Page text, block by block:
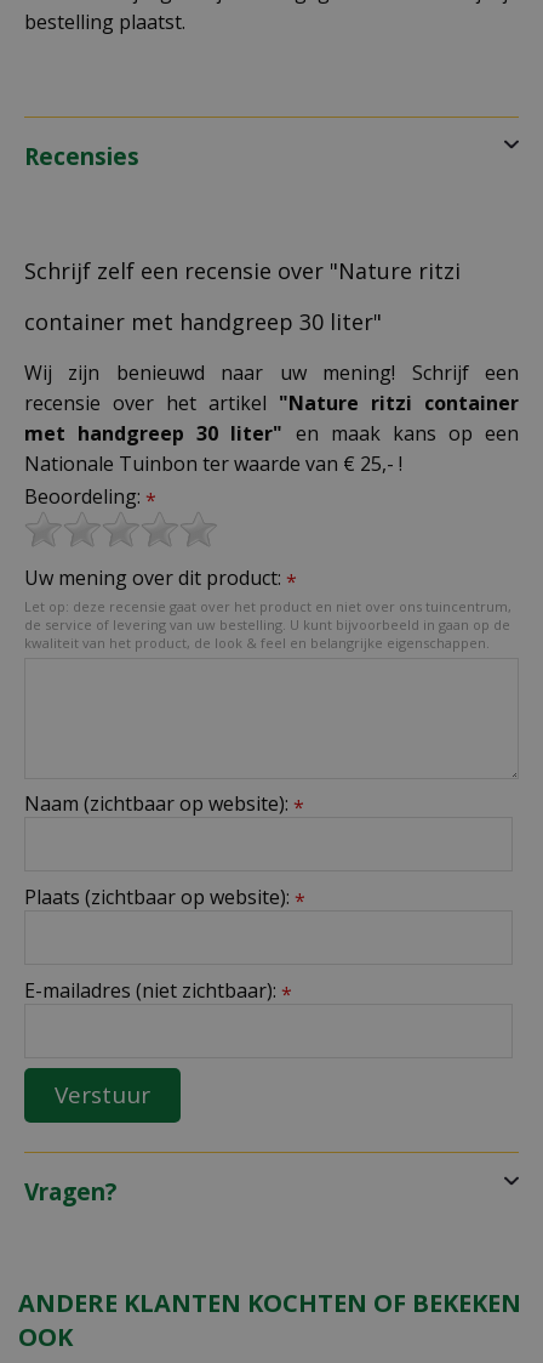
bestelling plaatst.
Recensies
Schrijf zelf een recensie over "Nature ritzi
container met handgreep 30 liter"
Wij zijn benieuwd naar uw mening! Schrijf een
recensie over het artikel "Nature ritzi container
met handgreep 30 liter" en maak kans op een
Nationale Tuinbon ter waarde van € 25,- !
Beoordeling: *
Uw mening over dit product: *
Let op: deze recensie gaat over het product en niet over ons tuincentrum,
de service of levering van uw bestelling. U kunt bijvoorbeeld in gaan op de
kwaliteit van het product, de look & feel en belangrijke eigenschappen.
Naam (zichtbaar op website): *
Plaats (zichtbaar op website): *
E-mailadres (niet zichtbaar): *
Vragen?
ANDERE KLANTEN KOCHTEN OF BEKEKEN
OOK